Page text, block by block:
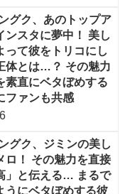
グク、あのトップア
ンスタに夢中！ 美し
って彼をトリコにし
体とは…？ その魅力
素直にベタぼめする
ファンも共感
グク、ジミンの美し
ロ！ その魅力を直接
」と伝える… まるで
うにベタぼめする彼